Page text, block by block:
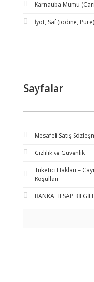
Karnauba Mumu
İyot, Saf (iodine,
Sayfalar
Mesafeli Satış
Gizlilik ve Güvenlik
Tüketici Haklari –
Koşullari
BANKA HESAP